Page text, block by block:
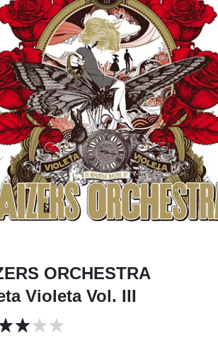
ORCHESTRA
Violeta Vol. III